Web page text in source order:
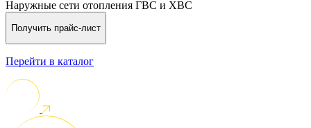
Наружные сети отопления ГВС и ХВС
Получить прайс-лист
Перейти в каталог